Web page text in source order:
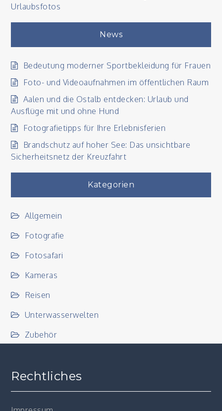
Urlaubsfotos
News
Bedeutung moderner Sportbekleidung für Frauen
Foto- und Videoaufnahmen im öffentlichen Raum
Aalen und die Ostalb entdecken: Urlaub und
Ausflüge mit und ohne Hund
Fotografietipps für Ihre Erlebnisferien
Brandschutz auf hoher See: Das unsichtbare
Sicherheitsnetz der Kreuzfahrt
Kategorien
Allgemein
Fotografie
Fotosafari
Kameras
Reisen
Unterwasserwelten
Zubehör
Rechtliches